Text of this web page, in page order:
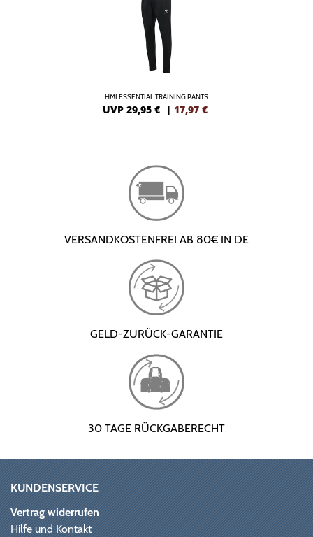
HMLESSENTIAL TRAINING PANTS
UVP 29,95 € | 17,97 €
VERSANDKOSTENFREI AB 80€ IN DE
GELD-ZURÜCK-GARANTIE
30 TAGE RÜCKGABERECHT
KUNDENSERVICE
Vertrag widerrufen
Hilfe und Kontakt